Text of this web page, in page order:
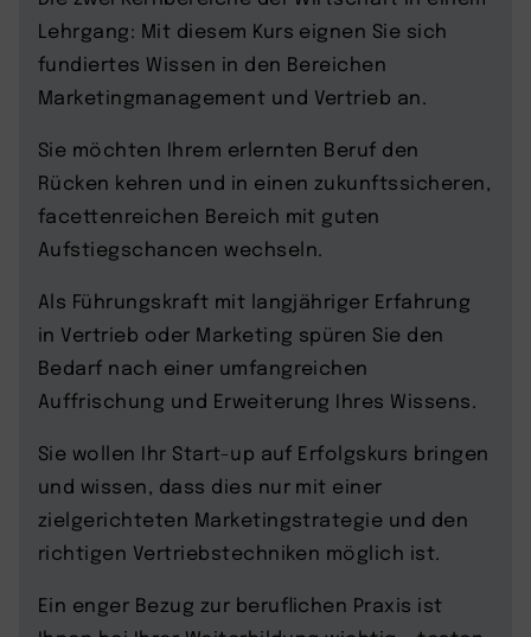
Lehrgang: Mit diesem Kurs eignen Sie sich
fundiertes Wissen in den Bereichen
Marketingmanagement und Vertrieb an.
Sie möchten Ihrem erlernten Beruf den
Rücken kehren und in einen zukunftssicheren,
facettenreichen Bereich mit guten
Aufstiegschancen wechseln.
Als Führungskraft mit langjähriger Erfahrung
in Vertrieb oder Marketing spüren Sie den
Bedarf nach einer umfangreichen
Auffrischung und Erweiterung Ihres Wissens.
Sie wollen Ihr Start-up auf Erfolgskurs bringen
und wissen, dass dies nur mit einer
zielgerichteten Marketingstrategie und den
richtigen Vertriebstechniken möglich ist.
Ein enger Bezug zur beruflichen Praxis ist